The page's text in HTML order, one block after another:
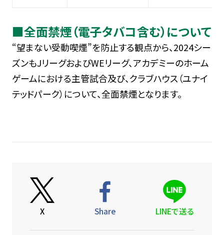
■全面禁煙（電子タバコ含む）について
“望まない受動喫煙”を防止する観点から、2024シー
ズンもJリーグおよびWEリーグ、アカデミーのホーム
ゲームにおける主管試合及び、クラブハウス（ユナイ
テッドパーク）について、全面禁煙となります。
X Share LINEで送る